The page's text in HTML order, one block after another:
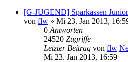
[G-JUGEND] Sparkassen
von flw » Mi 23. Jan 2013,
0 Antworten
24520 Zugriffe
Letzter Beitrag von flw
Mi 23. Jan 2013, 16:59